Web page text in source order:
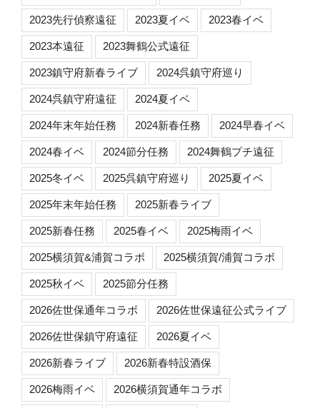
2023先行偵察遠征 2023夏イベ 2023春イベ
2023本遠征 2023舞鶴公式遠征
2023鎮守府新春ライブ 2024呉鎮守府巡り
2024呉鎮守府遠征 2024夏イベ
2024年末年始任務 2024新春任務 2024早春イベ
2024春イベ 2024節分任務 2024舞鶴プチ遠征
2025冬イベ 2025呉鎮守府巡り 2025夏イベ
2025年末年始任務 2025新春ライブ
2025新春任務 2025春イベ 2025梅雨イベ
2025横須賀&浦賀コラボ 2025横須賀/浦賀コラボ
2025秋イベ 2025節分任務
2026佐世保通年コラボ 2026佐世保遠征公式ライブ
2026佐世保鎮守府遠征 2026夏イベ
2026新春ライブ 2026新春特設酒保
2026梅雨イベ 2026横須賀通年コラボ